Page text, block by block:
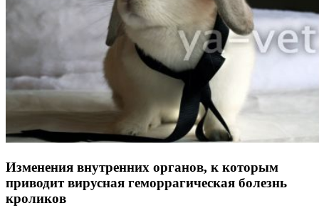
Изменения внутренних органов, к которым
приводит вирусная геморрагическая болезнь
кроликов